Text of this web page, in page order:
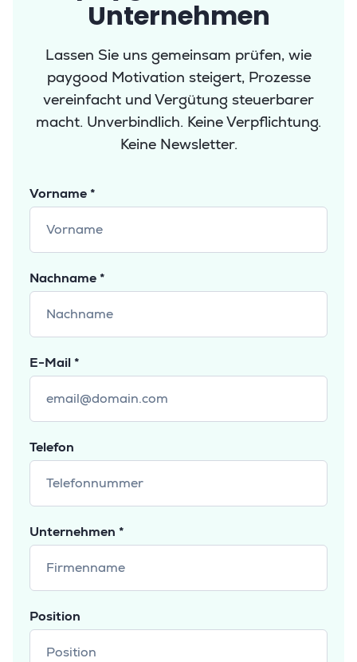
Unternehmen
Lassen Sie uns gemeinsam prüfen, wie
paygood Motivation steigert, Prozesse
vereinfacht und Vergütung steuerbarer
macht. Unverbindlich. Keine Verpflichtung.
Keine Newsletter.
Vorname *
Nachname *
E-Mail *
Telefon
Unternehmen *
Position